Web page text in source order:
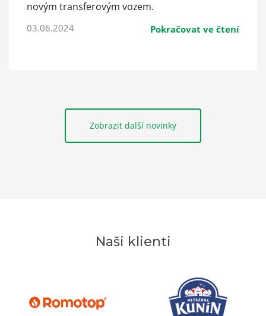
novým transferovým vozem.
03.06.2024 Pokračovat ve čtení
Zobrazit další novinky
Naši klienti